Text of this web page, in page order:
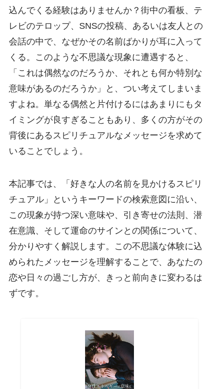
込んでくる経験はありませんか？街中の看板、テ
レビのテロップ、SNSの投稿、あるいは友人との
会話の中で、なぜかその名前ばかりが耳に入って
くる。このような不思議な現象に遭遇すると、
「これは偶然なのだろうか、それとも何か特別な
意味があるのだろうか」と、つい考えてしまいま
すよね。単なる偶然と片付けるにはあまりにもタ
イミングが良すぎることもあり、多くの方がその
背後にあるスピリチュアルなメッセージを求めて
いることでしょう。
本記事では、「好きな人の名前を見かけるスピリ
チュアル」というキーワードの検索意図に沿い、
この現象が持つ深い意味や、引き寄せの法則、潜
在意識、そして運命のサインとの関係について、
分かりやすく解説します。この不思議な体験に込
められたメッセージを理解することで、あなたの
恋や日々の過ごし方が、きっと前向きに変わるは
ずです。